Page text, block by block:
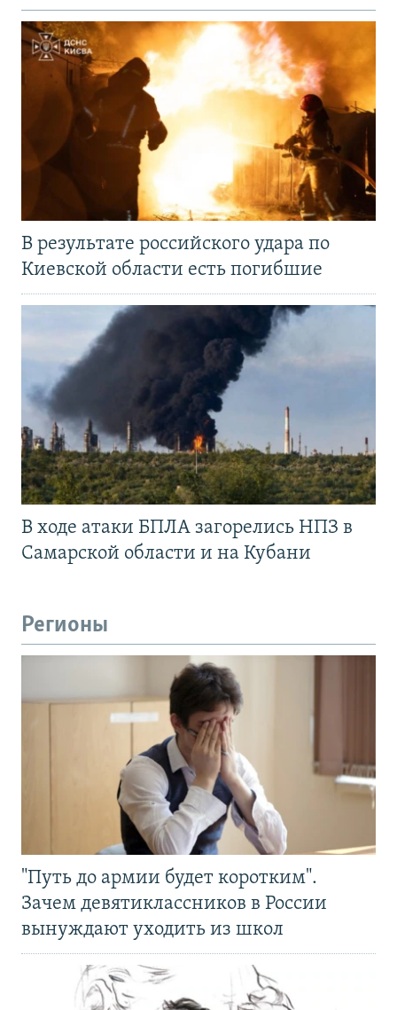
В результате российского удара по
Киевской области есть погибшие
В ходе атаки БПЛА загорелись НПЗ в
Самарской области и на Кубани
Регионы
"Путь до армии будет коротким".
Зачем девятиклассников в России
вынуждают уходить из школ